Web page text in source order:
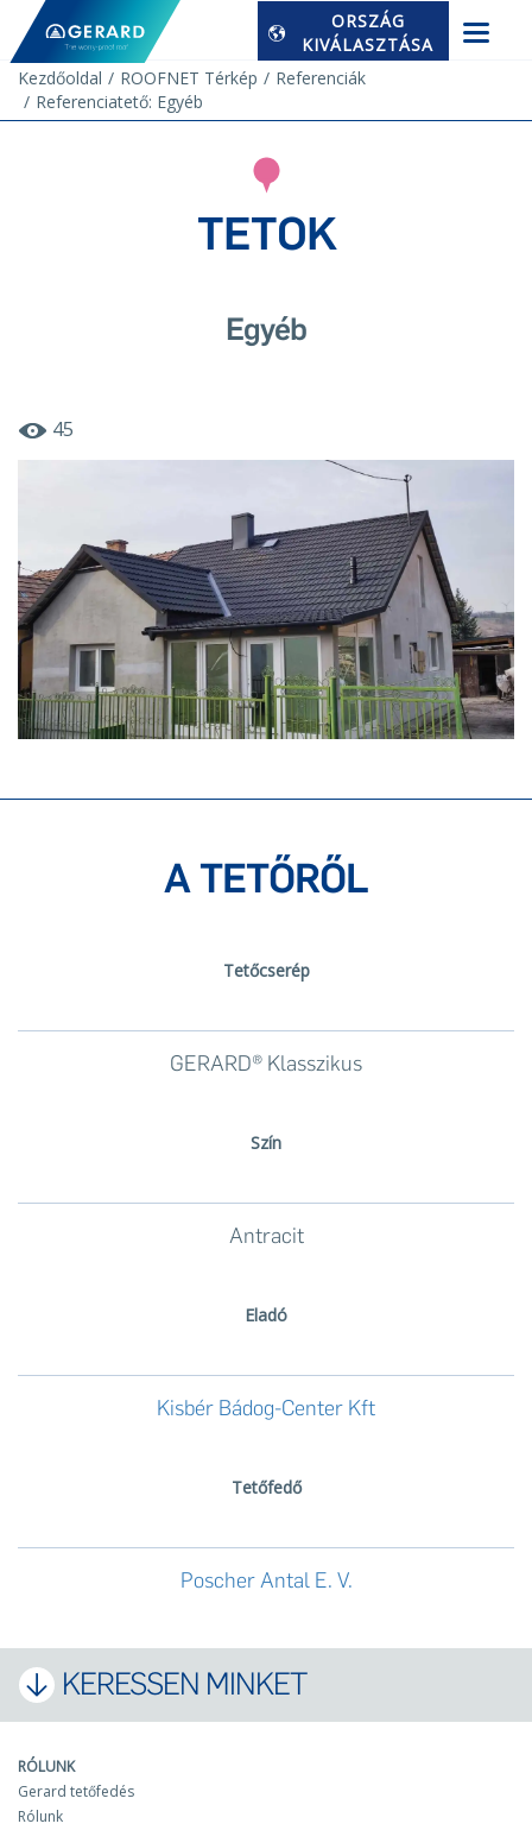
ORSZÁG
KIVÁLASZTÁSA
Kezdőoldal
ROOFNET Térkép
Referenciák
Referenciatető: Egyéb
TETOK
Egyéb
45
A TETŐRŐL
Tetőcserép
GERARD® Klasszikus
Szín
Antracit
Eladó
Kisbér Bádog-Center Kft
Tetőfedő
Poscher Antal E. V.
KERESSEN MINKET
RÓLUNK
Gerard tetőfedés
Rólunk